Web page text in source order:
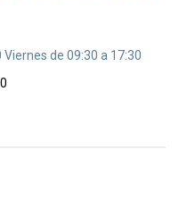
de 09:30 a 17:30